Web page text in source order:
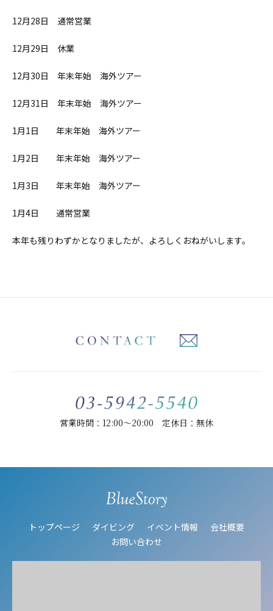
12月28日 通常営業
12月29日 休業
12月30日 年末年始 海外ツアー
12月31日 年末年始 海外ツアー
1月1日 年末年始 海外ツアー
1月2日 年末年始 海外ツアー
1月3日 年末年始 海外ツアー
1月4日 通常営業
本年も残りわずかとなりましたが、よろしくおねがいします。
営業時間：12:00～20:00 定休日：無休
トップページ ダイビング イベント情報
会社概要
お問い合わせ